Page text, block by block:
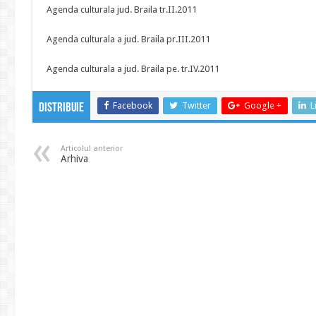
Agenda culturala jud. Braila tr.II.2011
Agenda culturala a jud. Braila pr.III.2011
Agenda culturala a jud. Braila pe. tr.IV.2011
Distribuie Facebook Twitter Google +
Articolul anterior
Arhiva